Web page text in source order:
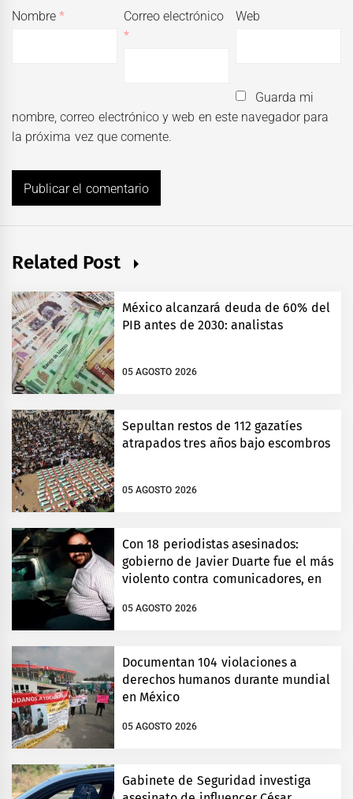
Nombre*
Correo electrónico
*
Web
Guarda mi
nombre, correo electrónico y web en este navegador para
la próxima vez que comente.
Related Post
México alcanzará deuda de 60% del
PIB antes de 2030: analistas
05 AGOSTO 2026
Sepultan restos de 112 gazatíes
atrapados tres años bajo escombros
05 AGOSTO 2026
Con 18 periodistas asesinados:
gobierno de Javier Duarte fue el más
violento contra comunicadores, en
05 AGOSTO 2026
Documentan 104 violaciones a
derechos humanos durante mundial
en México
05 AGOSTO 2026
Gabinete de Seguridad investiga